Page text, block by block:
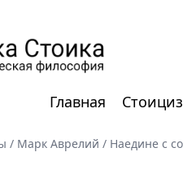
Главная
/ Марк Аврелий / Наедине с